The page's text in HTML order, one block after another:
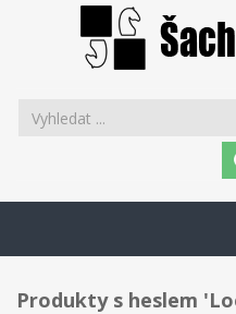
Produkty s heslem